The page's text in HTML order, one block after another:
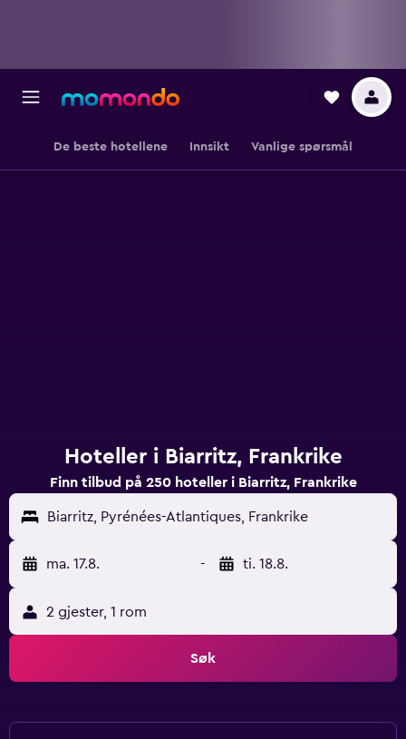
De beste hotellene Innsikt Vanlige spørsmål
Hoteller i Biarritz, Frankrike
Finn tilbud på 250 hoteller i Biarritz, Frankrike
Biarritz, Pyrénées-Atlantiques, Frankrike
ma. 17.8. - ti. 18.8.
2 gjester, 1 rom
Søk